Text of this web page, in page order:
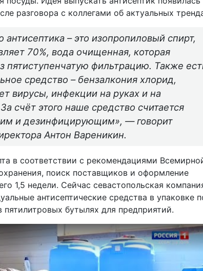
разговора с коллегами об актуальных
антисептика – это изопропиловый спирт,
70%, вода очищенная, которая
пятиступенчатую фильтрацию. Также
средство – бензалкония хлорид,
вирусы, инфекции на руках и на
счёт этого наше средство считается
и дезинфицирующим», — говорит
Антон Вареникин.
в соответствии с рекомендациями
поиск поставщиков и оформление
1,5 недели. Сейчас севастопольская
антисептические средства в упаковке
бутылях для предприятий.